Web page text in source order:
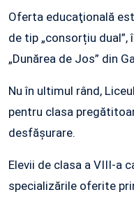
Oferta educaţională
de tip „consorțiu
„Dunărea de Jos” din
Nu în ultimul rând,
pentru clasa
desfășurare.
Elevii de clasa a VIII-a
specializările oferite